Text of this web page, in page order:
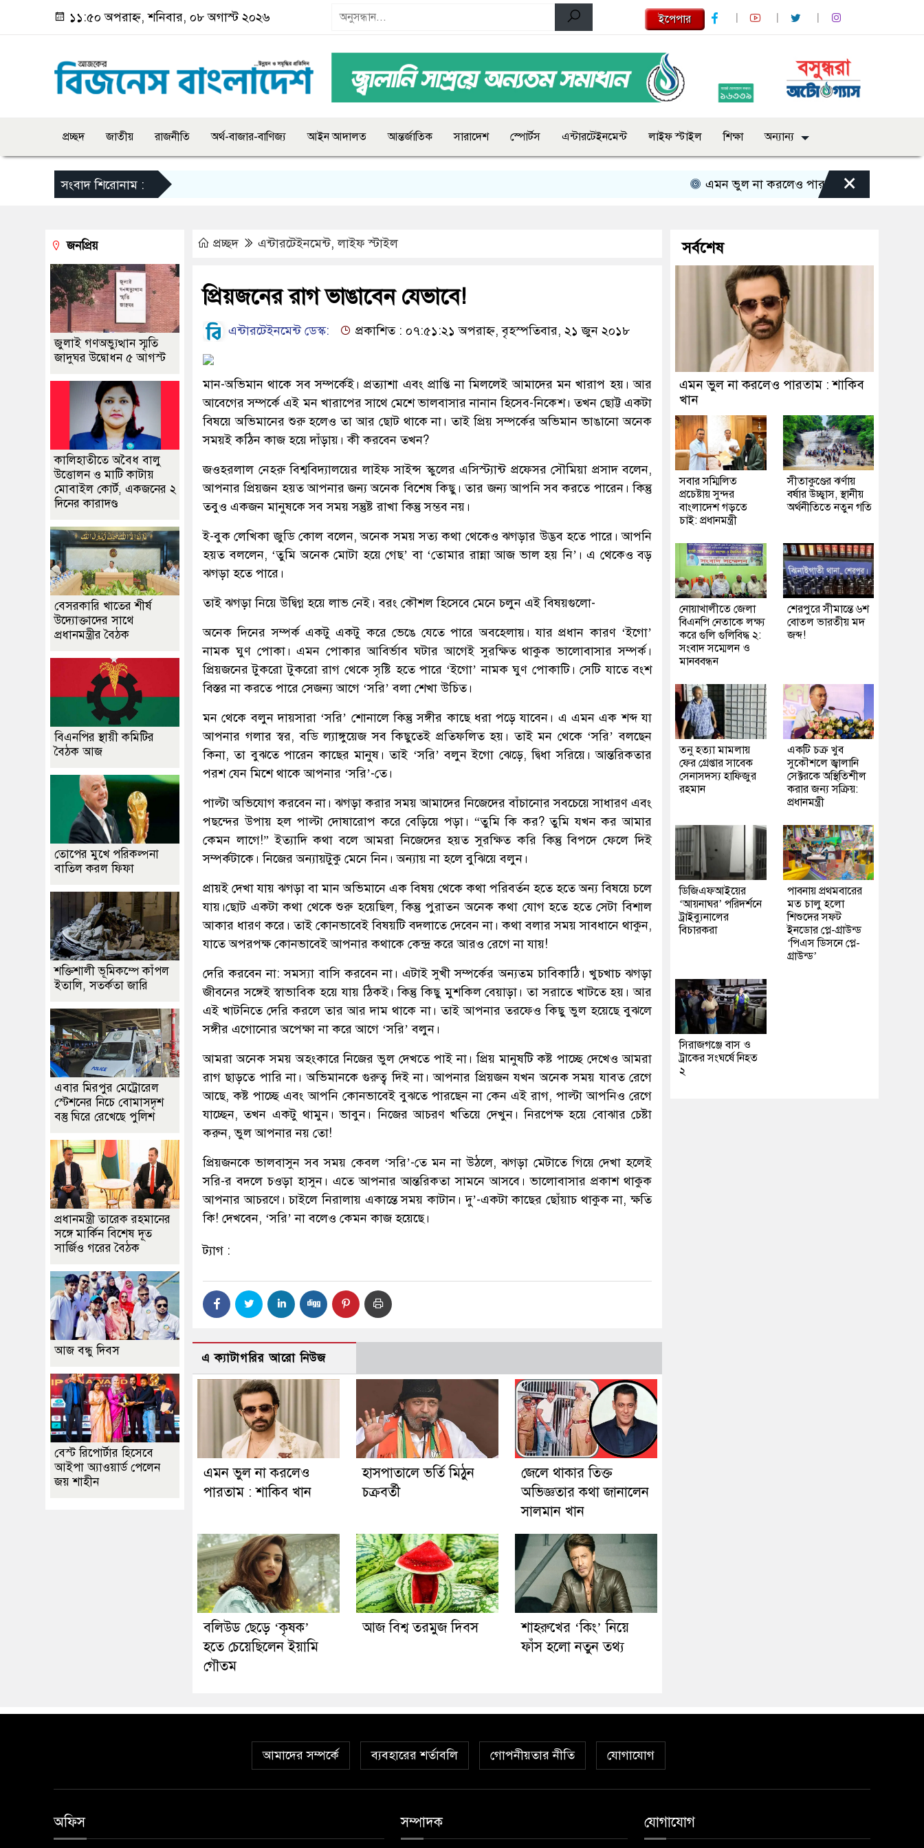
১১:৫০ অপরাহ্ন, শনিবার, ০৮ অগাস্ট ২০২৬ ইপেপার
প্রচ্ছদ জাতীয় রাজনীতি অর্থ-বাজার-বাণিজ্য আইন আদালত আন্তর্জাতিক সারাদেশ স্পোর্টস এন্টারটেইনমেন্ট লাইফ স্টাইল শিক্ষা অন্যান্য
সংবাদ শিরোনাম : এমন ভুল না করলেও পারতাম : শাকিব খান
×
প্রচ্ছদ এন্টারটেইনমেন্ট,লাইফ স্টাইল
প্রিয়জনের রাগ ভাঙাবেন যেভাবে!
এন্টারটেইনমেন্ট ডেস্ক: প্রকাশিত : ০৭:৫১:২১ অপরাহ্ন, বৃহস্পতিবার, ২১ জুন ২০১৮
মান-অভিমান থাকে সব সম্পর্কেই। প্রত্যাশা এবং প্রাপ্তি না মিললেই আমাদের মন খারাপ হয়। আর
আবেগের সম্পর্কে এই মন খারাপের সাথে মেশে ভালবাসার নানান হিসেব-নিকেশ। তখন ছোট্ট একটা
বিষয়ে অভিমানের শুরু হলেও তা আর ছোট থাকে না। তাই প্রিয় সম্পর্কের অভিমান ভাঙানো অনেক
সময়ই কঠিন কাজ হয়ে দাঁড়ায়। কী করবেন তখন?
জওহরলাল নেহরু বিশ্ববিদ্যালয়ের লাইফ সাইন্স স্কুলের এসিস্ট্যান্ট প্রফেসর সৌমিয়া প্রসাদ বলেন,
আপনার প্রিয়জন হয়ত আপনার জন্য অনেক বিশেষ কিছু। তার জন্য আপনি সব করতে পারেন। কিন্তু
তবুও একজন মানুষকে সব সময় সন্তুষ্ট রাখা কিন্তু সম্ভব নয়।
ই-বুক লেখিকা জুডি কোল বলেন, অনেক সময় সত্য কথা থেকেও ঝগড়ার উদ্ভব হতে পারে। আপনি
হয়ত বললেন, ‘তুমি অনেক মোটা হয়ে গেছ’ বা ‘তোমার রান্না আজ ভাল হয় নি’। এ থেকেও বড়
ঝগড়া হতে পারে।
তাই ঝগড়া নিয়ে উদ্বিগ্ন হয়ে লাভ নেই। বরং কৌশল হিসেবে মেনে চলুন এই বিষয়গুলো-
অনেক দিনের সম্পর্ক একটু একটু করে ভেঙে যেতে পারে অবহেলায়। যার প্রধান কারণ ‘ইগো’
নামক ঘুণ পোকা। এমন পোকার আবির্ভাব ঘটার আগেই সুরক্ষিত থাকুক ভালোবাসার সম্পর্ক।
প্রিয়জনের টুকরো টুকরো রাগ থেকে সৃষ্টি হতে পারে ‘ইগো’ নামক ঘুণ পোকাটি। সেটি যাতে বংশ
বিস্তর না করতে পারে সেজন্য আগে ‘সরি’ বলা শেখা উচিত।
মন থেকে বলুন দায়সারা ‘সরি’ শোনালে কিন্তু সঙ্গীর কাছে ধরা পড়ে যাবেন। এ এমন এক শব্দ যা
আপনার গলার স্বর, বডি ল্যাঙ্গুয়েজ সব কিছুতেই প্রতিফলিত হয়। তাই মন থেকে ‘সরি’ বলছেন
কিনা, তা বুঝতে পারেন কাছের মানুষ। তাই ‘সরি’ বলুন ইগো ঝেড়ে, দ্বিধা সরিয়ে। আন্তরিকতার
পরশ যেন মিশে থাকে আপনার ‘সরি’-তে।
পাল্টা অভিযোগ করবেন না। ঝগড়া করার সময় আমাদের নিজেদের বাঁচানোর সবচেয়ে সাধারণ এবং
পছন্দের উপায় হল পাল্টা দোষারোপ করে বেড়িয়ে পড়া। “তুমি কি কর? তুমি যখন কর আমার
কেমন লাগে!” ইত্যাদি কথা বলে আমরা নিজেদের হয়ত সুরক্ষিত করি কিন্তু বিপদে ফেলে দিই
সম্পর্কটাকে। নিজের অন্যায়টুকু মেনে নিন। অন্যায় না হলে বুঝিয়ে বলুন।
প্রায়ই দেখা যায় ঝগড়া বা মান অভিমানে এক বিষয় থেকে কথা পরিবর্তন হতে হতে অন্য বিষয়ে চলে
যায়।ছোট একটা কথা থেকে শুরু হয়েছিল, কিন্তু পুরাতন অনেক কথা যোগ হতে হতে সেটা বিশাল
আকার ধারণ করে। তাই কোনভাবেই বিষয়টি বদলাতে দেবেন না। কথা বলার সময় সাবধানে থাকুন,
যাতে অপরপক্ষ কোনভাবেই আপনার কথাকে কেন্দ্র করে আরও রেগে না যায়!
দেরি করবেন না: সমস্যা বাসি করবেন না। এটাই সুখী সম্পর্কের অন্যতম চাবিকাঠি। খুচখাচ ঝগড়া
জীবনের সঙ্গেই স্বাভাবিক হয়ে যায় ঠিকই। কিন্তু কিছু মুশকিল বেয়াড়া। তা সরাতে খাটতে হয়। আর
এই খাটনিতে দেরি করলে তার আর দাম থাকে না। তাই আপনার তরফেও কিছু ভুল হয়েছে বুঝলে
সঙ্গীর এগোনোর অপেক্ষা না করে আগে ‘সরি’ বলুন।
আমরা অনেক সময় অহংকারে নিজের ভুল দেখতে পাই না। প্রিয় মানুষটি কষ্ট পাচ্ছে দেখেও আমরা
রাগ ছাড়তে পারি না। অভিমানকে গুরুত্ব দিই না। আপনার প্রিয়জন যখন অনেক সময় যাবত রেগে
আছে, কষ্ট পাচ্ছে এবং আপনি কোনভাবেই বুঝতে পারছেন না কেন এই রাগ, পাল্টা আপনিও রেগে
যাচ্ছেন, তখন একটু থামুন। ভাবুন। নিজের আচরণ খতিয়ে দেখুন। নিরপেক্ষ হয়ে বোঝার চেষ্টা
করুন, ভুল আপনার নয় তো!
প্রিয়জনকে ভালবাসুন সব সময় কেবল ‘সরি’-তে মন না উঠলে, ঝগড়া মেটাতে গিয়ে দেখা হলেই
সরি-র বদলে চওড়া হাসুন। এতে আপনার আন্তরিকতা সামনে আসবে। ভালোবাসার প্রকাশ থাকুক
আপনার আচরণে। চাইলে নিরালায় একান্তে সময় কাটান। দু’-একটা কাছের ছোঁয়াচ থাকুক না, ক্ষতি
কি! দেখবেন, ‘সরি’ না বলেও কেমন কাজ হয়েছে।
ট্যাগ :
এ ক্যাটাগরির আরো নিউজ
এমন ভুল না করলেও
পারতাম : শাকিব খান
হাসপাতালে ভর্তি মিঠুন
চক্রবর্তী
জেলে থাকার তিক্ত
অভিজ্ঞতার কথা জানালেন
সালমান খান
বলিউড ছেড়ে ‘কৃষক’
হতে চেয়েছিলেন ইয়ামি
গৌতম
আজ বিশ্ব তরমুজ দিবস
শাহরুখের ‘কিং’ নিয়ে
ফাঁস হলো নতুন তথ্য
জনপ্রিয়
জুলাই গণঅভ্যুত্থান স্মৃতি
জাদুঘর উদ্বোধন ৫ আগস্ট
কালিহাতীতে অবৈধ বালু
উত্তোলন ও মাটি কাটায়
মোবাইল কোর্ট, একজনের ২
দিনের কারাদণ্ড
বেসরকারি খাতের শীর্ষ
উদ্যোক্তাদের সাথে
প্রধানমন্ত্রীর বৈঠক
বিএনপির স্থায়ী কমিটির
বৈঠক আজ
তোপের মুখে পরিকল্পনা
বাতিল করল ফিফা
শক্তিশালী ভূমিকম্পে কাঁপল
ইতালি, সতর্কতা জারি
এবার মিরপুর মেট্রোরেল
স্টেশনের নিচে বোমাসদৃশ
বস্তু ঘিরে রেখেছে পুলিশ
প্রধানমন্ত্রী তারেক রহমানের
সঙ্গে মার্কিন বিশেষ দূত
সার্জিও গরের বৈঠক
আজ বন্ধু দিবস
বেস্ট রিপোর্টার হিসেবে
আইপা অ্যাওয়ার্ড পেলেন
জয় শাহীন
সর্বশেষ
এমন ভুল না করলেও পারতাম : শাকিব
খান
সবার সম্মিলিত
প্রচেষ্টায় সুন্দর
বাংলাদেশ গড়তে
চাই: প্রধানমন্ত্রী
সীতাকুণ্ডের ঝর্ণায়
বর্ষার উচ্ছ্বাস, স্থানীয়
অর্থনীতিতে নতুন গতি
নোয়াখালীতে জেলা
বিএনপি নেতাকে লক্ষ্য
করে গুলি গুলিবিদ্ধ ২:
সংবাদ সম্মেলন ও
মানববন্ধন
শেরপুরে সীমান্তে ৬শ
বোতল ভারতীয় মদ
জব্দ!
তনু হত্যা মামলায়
ফের গ্রেপ্তার সাবেক
সেনাসদস্য হাফিজুর
রহমান
একটি চক্র খুব
সুকৌশলে জ্বালানি
সেক্টরকে অস্থিতিশীল
করার জন্য সক্রিয়:
প্রধানমন্ত্রী
ডিজিএফআইয়ের
‘আয়নাঘর’ পরিদর্শনে
ট্রাইব্যুনালের
বিচারকরা
পাবনায় প্রথমবারের
মত চালু হলো
শিশুদের সফট
ইনডোর প্লে-গ্রাউন্ড
‘পিএস ডিসনে প্লে-
গ্রাউন্ড’
সিরাজগঞ্জে বাস ও
ট্রাকের সংঘর্ষে নিহত
২
আমাদের সম্পর্কে ব্যবহারের শর্তাবলি গোপনীয়তার নীতি যোগাযোগ
অফিস সম্পাদক যোগাযোগ